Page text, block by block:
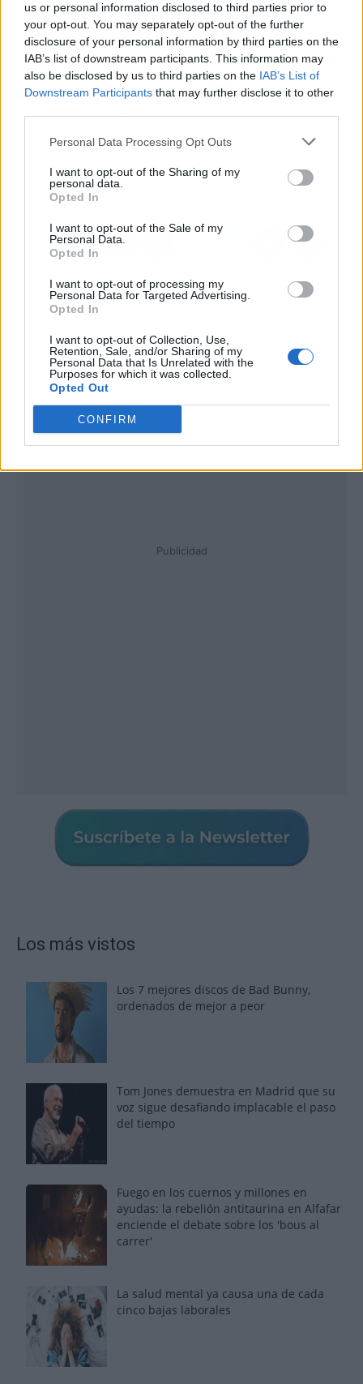
us or personal information disclosed to third parties prior to
your opt-out. You may separately opt-out of the further
disclosure of your personal information by third parties on the
IAB’s list of downstream participants. This information may
also be disclosed by us to third parties on the IAB’s List of
Downstream Participants that may further disclose it to other
Personal Data Processing Opt Outs
I want to opt-out of the Sharing of my
personal data.
Opted In
I want to opt-out of the Sale of my
Personal Data.
Opted In
I want to opt-out of processing my
Personal Data for Targeted Advertising.
Opted In
I want to opt-out of Collection, Use,
Retention, Sale, and/or Sharing of my
Personal Data that Is Unrelated with the
Purposes for which it was collected.
Opted Out
CONFIRM
un consumo urbano cada vez más informado.
Artículo anterior
Hygie31 crea su filial
internacional en España
y prevé alcanzar las
2030
Artículo siguiente
Rebuild 2026 convertirá
Madrid en capital
internacional de la
industrializada con un
Publicidad
Los más vistos
Los 7 mejores discos de Bad Bunny,
ordenados de mejor a peor
Tom Jones demuestra en Madrid que su
voz sigue desafiando implacable el paso
del tiempo
Fuego en los cuernos y millones en
ayudas: la rebelión antitaurina en Alfafar
enciende el debate sobre los 'bous al
carrer'
La salud mental ya causa una de cada
cinco bajas laborales